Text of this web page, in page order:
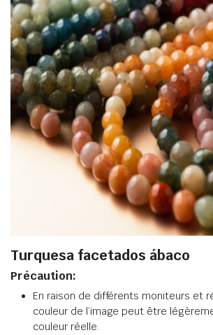
Turquesa facetados ábaco
Précaution:
En raison de différents moniteurs et
couleur de l’image peut être
couleur réelle.